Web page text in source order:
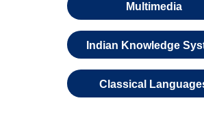
Multimedia
Indian Knowledge
Classical